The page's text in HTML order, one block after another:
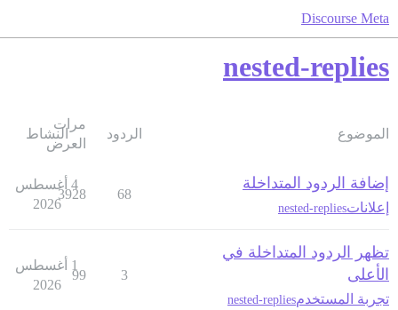
Discourse Meta
nested-replies
الموضوع الردود
مرات
العرض
النشاط
إضافة الردود المتداخلة
إعلاناتnested-replies
68
3928
4 أغسطس
2026
تظهر الردود المتداخلة في
الأعلى
تجربة المستخدمnested-replies
3
99
1 أغسطس
2026